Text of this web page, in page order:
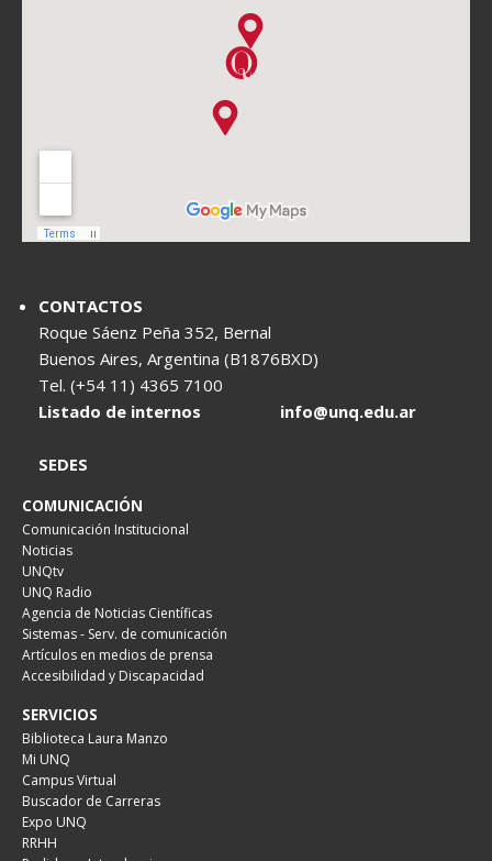
CONTACTOS
Roque Sáenz Peña 352, Bernal
Buenos Aires, Argentina (B1876BXD)
Tel. (+54 11) 4365 7100
Listado de internos
info@unq.edu.ar
SEDES
COMUNICACIÓN
Comunicación Institucional
Noticias
UNQtv
UNQ Radio
Agencia de Noticias Científicas
Sistemas - Serv. de comunicación
Artículos en medios de prensa
Accesibilidad y Discapacidad
SERVICIOS
Biblioteca Laura Manzo
Mi UNQ
Campus Virtual
Buscador de Carreras
Expo UNQ
RRHH